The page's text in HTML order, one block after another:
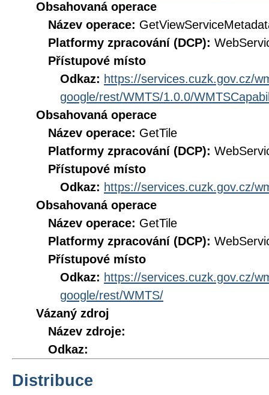
Obsahovaná operace
Název operace:
Platformy zpracování (DCP):
Přístupové místo
Odkaz: https://services.cuzk.gov.cz/
google/rest/WMTS/1.0.0/
Obsahovaná operace
Název operace: GetTile
Platformy zpracování (DCP):
Přístupové místo
Odkaz: https://services.cuzk.gov.cz/
Obsahovaná operace
Název operace: GetTile
Platformy zpracování (DCP):
Přístupové místo
Odkaz: https://services.cuzk.gov.cz/
google/rest/WMTS/
Vázaný zdroj
Název zdroje:
Odkaz:
Distribuce